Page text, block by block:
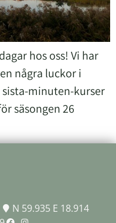
hos oss! Vi har
några luckor i
minuten-kurser
säsongen 26
N 59.935 E 18.914